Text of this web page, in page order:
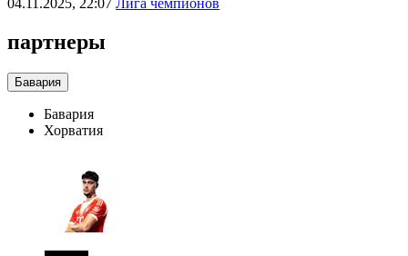
04.11.2025, 22:07 Лига чемпионов
партнеры
Бавария
Бавария
Хорватия